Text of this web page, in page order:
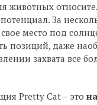
животных
За
свое место под
позиций, даже
захвата все
Pretty Cat – это